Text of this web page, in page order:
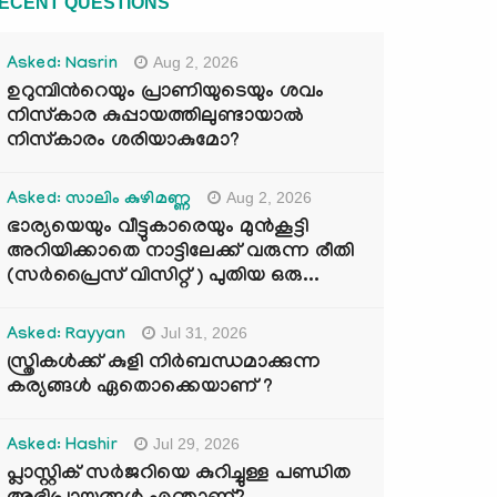
Asked: Nasrin Aug 2, 2026
ഉറുമ്പിന്‍റെയും പ്രാണിയുടെയും ശവം
നിസ്കാര കുപ്പായത്തിലുണ്ടായാൽ
നിസ്കാരം ശരിയാകുമോ?
Asked: സാലിം കുഴിമണ്ണ Aug 2, 2026
ഭാര്യയെയും വീട്ടുകാരെയും മുൻകൂട്ടി
അറിയിക്കാതെ നാട്ടിലേക്ക് വരുന്ന രീതി
(സർപ്രൈസ് വിസിറ്റ് ) പുതിയ ഒരു...
Asked: Rayyan Jul 31, 2026
സ്ത്രികൾക്ക് കുളി നിർബന്ധമാക്കുന്ന
കര്യങ്ങൾ ഏതൊക്കെയാണ് ?
Asked: Hashir Jul 29, 2026
പ്ലാസ്റ്റിക് സർജറിയെ കുറിച്ചുള്ള പണ്ഡിത